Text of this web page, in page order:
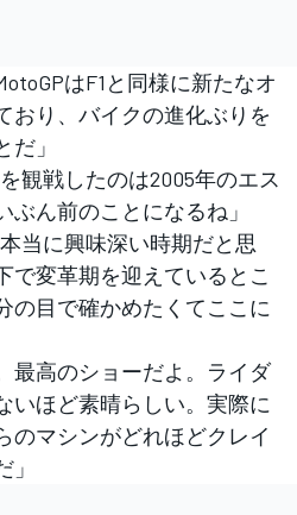
はF1と同様に新たなオ
おり、バイクの進化ぶりを
」
観戦したのは2005年のエス
ぶん前のことになるね」
当に興味深い時期だと思
で変革期を迎えているとこ
の目で確かめたくてここに
最高のショーだよ。ライダ
いほど素晴らしい。実際に
のマシンがどれほどクレイ